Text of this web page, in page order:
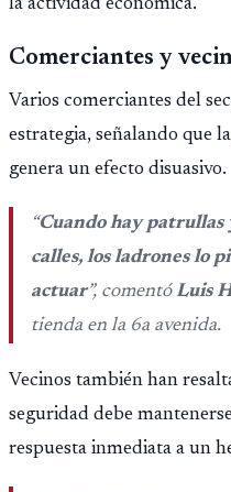
la actividad económica.
Comerciantes y
Varios comerciantes del
estrategia, señalando que la
genera un efecto disuasivo.
“Cuando hay patrullas
calles, los ladrones lo
actuar”, comentóLuis
tienda en la 6a avenida.
Vecinos también han
seguridad debe
respuesta inmediata a un